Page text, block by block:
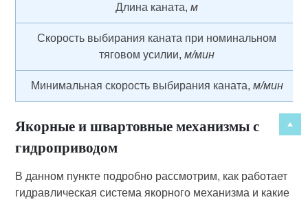
Длина каната,м
Скорость выбирания каната при номинальном
тяговом усилии,м/мин
Минимальная скорость выбирания каната, м/мин
Якорные и швартовные механизмы с
гидроприводом
В данном пункте подробно рассмотрим, как работает
гидравлическая система якорного механизма и какие